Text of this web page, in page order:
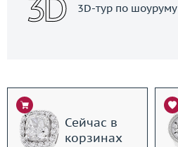
3D-тур по шоуруму
Сейчас в
корзинах